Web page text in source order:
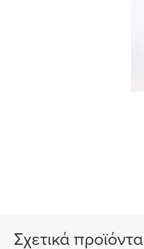
Σχετικά προϊόντα